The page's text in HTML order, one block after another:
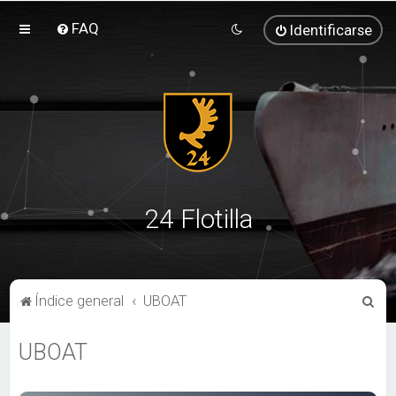
FAQ Identificarse
24 Flotilla
Índice general UBOAT
UBOAT